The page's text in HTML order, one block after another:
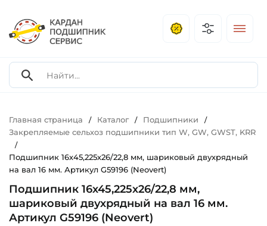
Главная страница / Каталог / Подшипники /
Закрепляемые сельхоз подшипники тип W, GW, GWST, KRR
/
Подшипник 16х45,225х26/22,8 мм, шариковый двухрядный
на вал 16 мм. Артикул G59196 (Neovert)
Подшипник 16х45,225х26/22,8 мм,
шариковый двухрядный на вал 16 мм.
Артикул G59196 (Neovert)